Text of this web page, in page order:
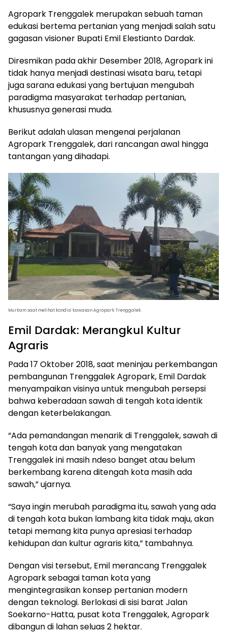
Agropark Trenggalek merupakan sebuah taman
edukasi bertema pertanian yang menjadi salah satu
gagasan visioner Bupati Emil Elestianto Dardak.
Diresmikan pada akhir Desember 2018, Agropark ini
tidak hanya menjadi destinasi wisata baru, tetapi
juga sarana edukasi yang bertujuan mengubah
paradigma masyarakat terhadap pertanian,
khususnya generasi muda.
Berikut adalah ulasan mengenai perjalanan
Agropark Trenggalek, dari rancangan awal hingga
tantangan yang dihadapi.
Murkam saat melihat kondisi kawasan Agropark Trenggalek.
Emil Dardak: Merangkul Kultur
Agraris
Pada 17 Oktober 2018, saat meninjau perkembangan
pembangunan Trenggalek Agropark, Emil Dardak
menyampaikan visinya untuk mengubah persepsi
bahwa keberadaan sawah di tengah kota identik
dengan keterbelakangan.
“Ada pemandangan menarik di Trenggalek, sawah di
tengah kota dan banyak yang mengatakan
Trenggalek ini masih ndeso banget atau belum
berkembang karena ditengah kota masih ada
sawah,” ujarnya.
“Saya ingin merubah paradigma itu, sawah yang ada
di tengah kota bukan lambang kita tidak maju, akan
tetapi memang kita punya apresiasi terhadap
kehidupan dan kultur agraris kita,” tambahnya.
Dengan visi tersebut, Emil merancang Trenggalek
Agropark sebagai taman kota yang
mengintegrasikan konsep pertanian modern
dengan teknologi. Berlokasi di sisi barat Jalan
Soekarno-Hatta, pusat kota Trenggalek, Agropark
dibangun di lahan seluas 2 hektar.